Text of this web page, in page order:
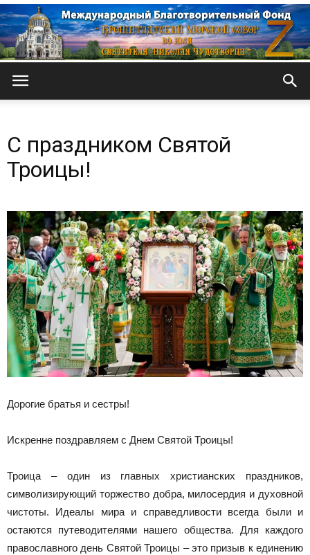
Морской
собор
С праздником Святой
Троицы!
Дорогие братья и сестры!
Искренне поздравляем с Днем Святой Троицы!
Троица – один из главных христианских праздников,
символизирующий торжество добра, милосердия и духовной
чистоты. Идеалы мира и справедливости всегда были и
остаются путеводителями нашего общества. Для каждого
православного день Святой Троицы – это призыв к единению